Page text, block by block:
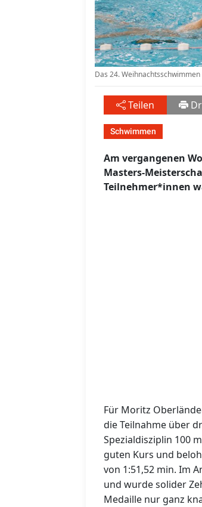
Das 24.
Teilen
Schwimmen
Am vergangenen
Masters-
Teilnehmer*innen
Für Moritz
die Teilnahme über
Spezialdisziplin 100
guten Kurs und
von 1:51,52 min. Im
und wurde solider
Medaille nur ganz